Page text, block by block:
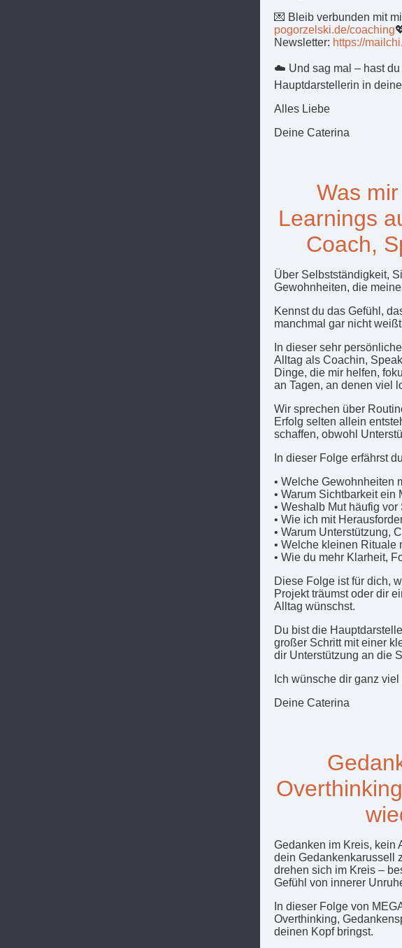
💌 Bleib verbunden mit
pogorzelski.de/coaching
Newsletter: https://
☁️ Und sag mal – hast
Hauptdarstellerin in
Alles Liebe
Deine Caterina
Was
Learnings
Coach,
Über Selbstständigkeit,
Gewohnheiten, die
Kennst du das Gefühl,
manchmal gar nicht
In dieser sehr
Alltag als Coachin,
Dinge, die mir helfen,
an Tagen, an denen viel
Wir sprechen über
Erfolg selten allein
schaffen, obwohl
In dieser Folge erfährst
• Welche Gewohnheiten
• Warum Sichtbarkeit ein
• Weshalb Mut häufig
• Wie ich mit
• Warum Unterstützung,
• Welche kleinen Rituale
• Wie du mehr Klarheit,
Diese Folge ist für dich,
Projekt träumst oder dir
Alltag wünschst.
Du bist die
großer Schritt mit einer
dir Unterstützung an die
Ich wünsche dir ganz
Deine Caterina
Gedanken im Kreis, kein
dein Gedankenkarussell
drehen sich im Kreis –
Gefühl von innerer
In dieser Folge von
Overthinking,
deinen Kopf bringst.